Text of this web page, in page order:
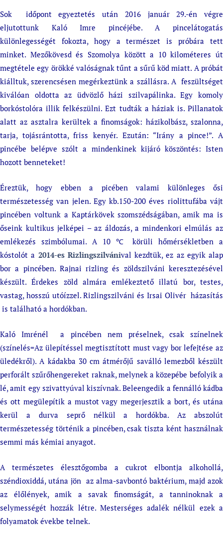
Sok időpont egyeztetés után 2016 január 29.-én végre
eljutottunk Kaló Imre pincéjébe. A pincelátogatás
különlegességét fokozta, hogy a természet is próbára tett
minket. Mezőkövesd és Szomolya között a 10 kilométeres út
megtétele egy örökké valóságnak tűnt a sűrű köd miatt. A próbát
kiálltuk, szerencsésen megérkeztünk a szállásra. A feszültséget
kiválóan oldotta az üdvözlő házi szilvapálinka. Egy komoly
borkóstolóra illik felkészülni. Ezt tudták a háziak is. Pillanatok
alatt az asztalra kerültek a finomságok: házikolbász, szalonna,
tarja, tojásrántotta, friss kenyér. Ezután: “Irány a pince!”. A
pincébe belépve szólt a mindenkinek kijáró köszöntés: Isten
hozott benneteket!
Éreztük, hogy ebben a picében valami különleges ősi
természetesség van jelen. Egy kb.150-200 éves riolittufába vájt
pincében voltunk a Kaptárkövek szomszédságában, amik ma is
őseink kultikus jelképei – az áldozás, a mindenkori elmúlás az
emlékezés szimbólumai. A 10 ℃ körüli hőmérsékletben a
kóstolót a 2014-es Rizlingszilvánival kezdtük, ez az egyik alap
bor a pincében. Rajnai rizling és zöldszilváni keresztezésével
készült. Érdekes zöld almára emlékeztető illatú bor, testes,
vastag, hosszú utóízzel. Rizlingszilváni és Irsai Olivér házasítás
is található a hordókban.
Kaló Imrénél a pincében nem préselnek, csak színelnek
(színelés=Az ülepítéssel megtisztított must vagy bor lefejtése az
üledékről). A kádakba 30 cm átmérőjű saválló lemezből készült
perforált szűrőhengereket raknak, melynek a közepébe befolyik a
lé, amit egy szivattyúval kiszívnak. Beleengedik a fennálló kádba
és ott megülepítik a mustot vagy megerjesztik a bort, és utána
kerül a durva seprő nélkül a hordókba. Az abszolút
természetesség történik a pincében, csak tiszta ként használnak
semmi más kémiai anyagot.
A természetes élesztőgomba a cukrot elbontja alkohollá,
széndioxiddá, utána jön az alma-savbontó baktérium, majd azok
az élőlények, amik a savak finomságát, a tanninoknak a
selymességét hozzák létre. Mesterséges adalék nélkül ezek a
folyamatok évekbe telnek.